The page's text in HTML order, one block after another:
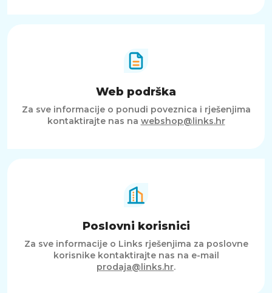
Web podrška
Za sve informacije o ponudi poveznica i rješenjima
kontaktirajte nas na webshop@links.hr
Poslovni korisnici
Za sve informacije o Links rješenjima za poslovne
korisnike kontaktirajte nas na e-mail
prodaja@links.hr.